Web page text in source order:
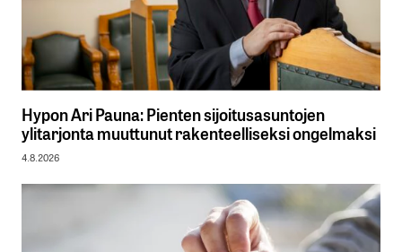
Hypon Ari Pauna: Pienten sijoitusasuntojen
ylitarjonta muuttunut rakenteelliseksi ongelmaksi
4.8.2026